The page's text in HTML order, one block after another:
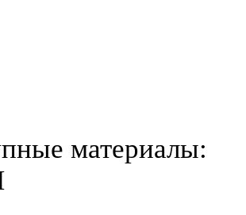
материалы: